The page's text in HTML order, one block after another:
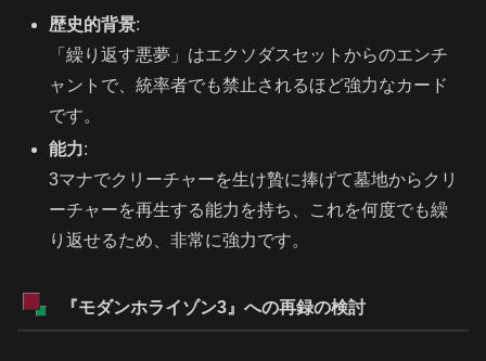
歴史的背景:
「繰り返す悪夢」はエクソダスセットからのエンチ
ャントで、統率者でも禁止されるほど強力なカード
です。
能力:
3マナでクリーチャーを生け贄に捧げて墓地からクリ
ーチャーを再生する能力を持ち、これを何度でも繰
り返せるため、非常に強力です。
『モダンホライゾン3』への再録の検討